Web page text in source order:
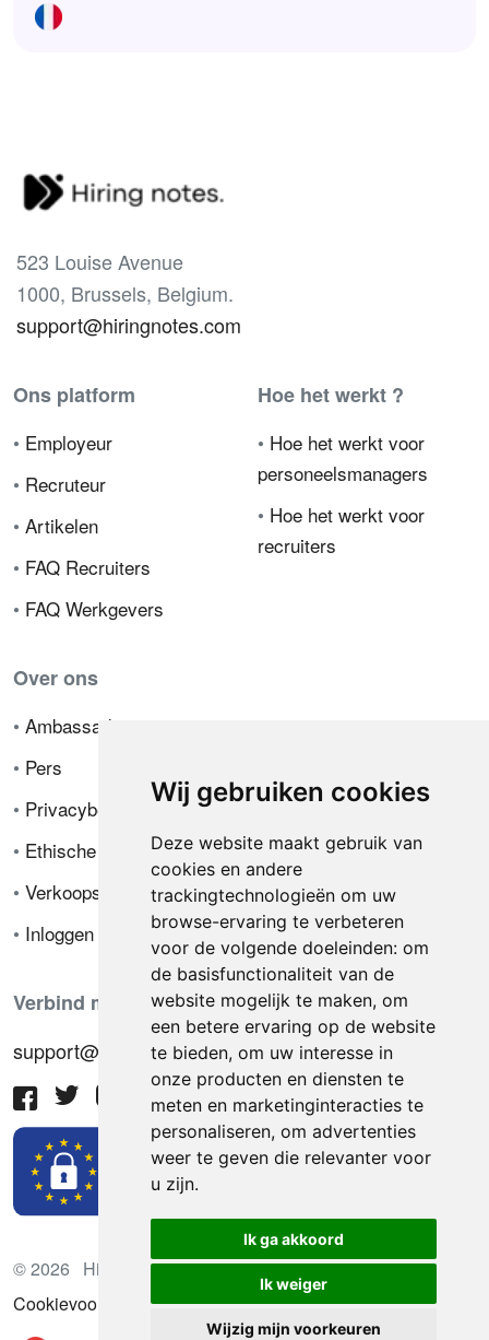
Wij gebruiken cookies
Deze website maakt gebruik van
cookies en andere
trackingtechnologieën om uw
browse-ervaring te verbeteren
voor de volgende doeleinden: om
de basisfunctionaliteit van de
website mogelijk te maken, om
een betere ervaring op de website
te bieden, om uw interesse in
onze producten en diensten te
meten en marketinginteracties te
personaliseren, om advertenties
weer te geven die relevanter voor
u zijn.
Ik ga akkoord
Ik weiger
Wijzig mijn voorkeuren
523 Louise Avenue
1000, Brussels, Belgium.
support@hiringnotes.com
Ons platform
• Employeur
• Recruteur
• Artikelen
• FAQ Recruiters
• FAQ Werkgevers
Hoe het werkt ?
• Hoe het werkt voor
personeelsmanagers
• Hoe het werkt voor
recruiters
Over ons
• Ambassador
• Pers
• Privacybeleid
• Ethische code
• Verkoopsvoorwaarden
• Inloggen
Verbind met ons
support@hiringnotes.com
© 2026 Hiring Notes. Internationaal wervingsplatform
Cookievoorkeuren bijwerken